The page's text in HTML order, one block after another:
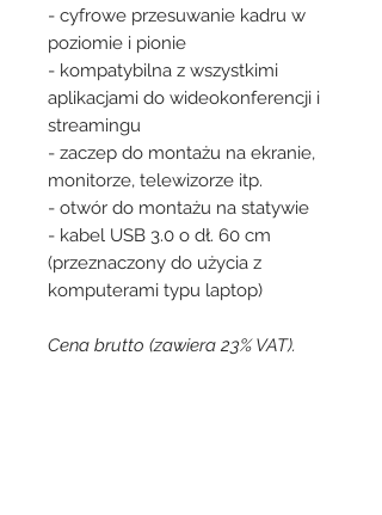
- cyfrowe przesuwanie kadru w
poziomie i pionie
- kompatybilna z wszystkimi
aplikacjami do wideokonferencji i
streamingu
- zaczep do montażu na ekranie,
monitorze, telewizorze itp.
- otwór do montażu na statywie
- kabel USB 3.0 o dł. 60 cm
(przeznaczony do użycia z
komputerami typu laptop)
Cena brutto (zawiera 23% VAT).